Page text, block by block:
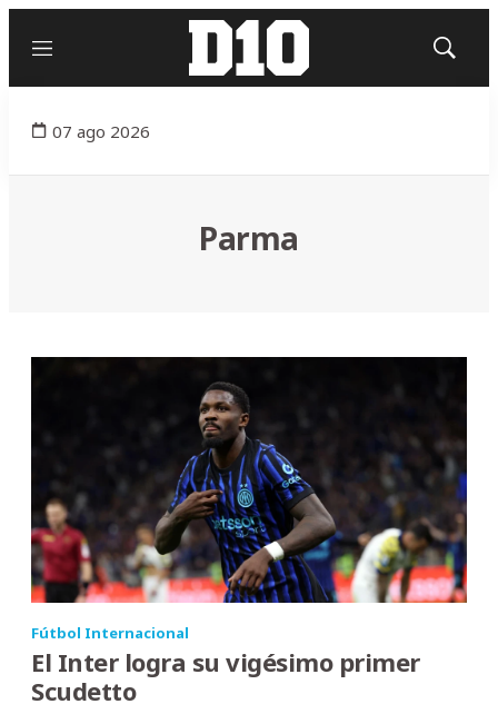
Menú
Mostrar
07 ago 2026
Parma
Fútbol Internacional
El Inter logra su vigésimo primer
Scudetto